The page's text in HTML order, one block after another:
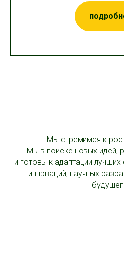
Мы стремимся к
Мы в поиске новых идей,
и готовы к адаптации
инноваций, научных